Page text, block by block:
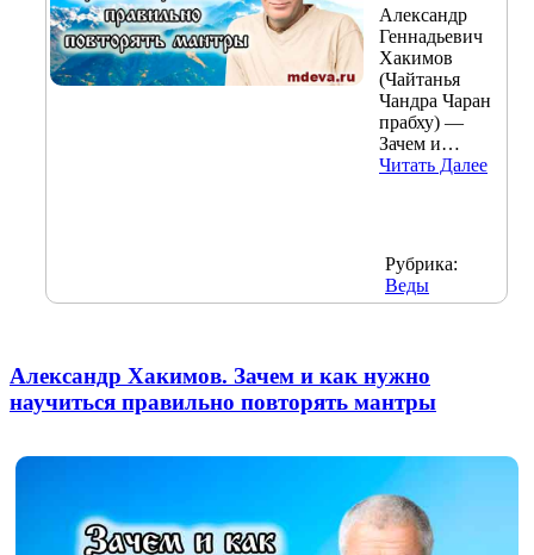
Александр
Геннадьевич
Хакимов
(Чайтанья
Чандра Чаран
прабху) —
Зачем и…
Читать Далее
Рубрика:
Веды
Александр Хакимов. Зачем и как нужно
научиться правильно повторять мантры